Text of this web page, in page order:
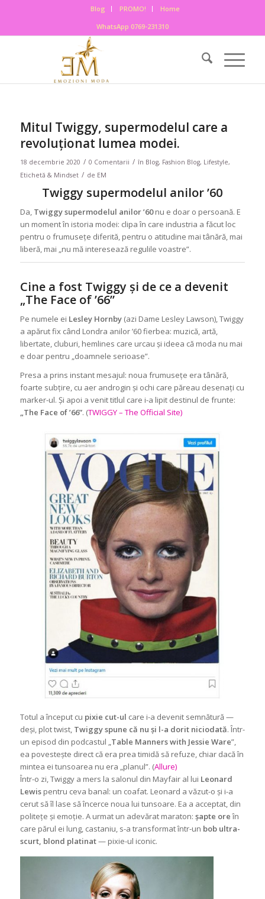
Blog PROMO!
Home
WhatsApp 0769-231310
Mitul Twiggy, supermodelul care a
revoluționat lumea modei.
18 decembrie 2020 / 0 Comentarii / în Blog, Fashion Blog, Lifestyle,
Etichetă & Mindset / de EM
Twiggy supermodelul anilor ’60
Da, Twiggy supermodelul anilor ’60nu e doar o persoană. E
un moment în istoria modei: clipa în care industria a făcut loc
pentru o frumusețe diferită, pentru o atitudine mai tânără, mai
liberă, mai „nu mă interesează regulile voastre”.
Cine a fost Twiggy și de ce a devenit
„The Face of ’66”
Pe numele ei Lesley Hornby(azi Dame Lesley Lawson), Twiggy
a apărut fix când Londra anilor ’60 fierbea: muzică, artă,
libertate, cluburi, hemlines care urcau și ideea că moda nu mai
e doar pentru „doamnele serioase”.
Presa a prins instant mesajul: noua frumusețe era tânără,
foarte subțire, cu aer androgin și ochi care păreau desenați cu
marker-ul. Și apoi a venit titlul care i-a lipit destinul de frunte:
„The Face of ’66”. (TWIGGY – The Official Site)
Totul a început cu pixie cut-ul care i-a devenit semnătură —
deși, plot twist, Twiggy spune că nu și l-a dorit niciodată. Într-
un episod din podcastul „Table Manners with Jessie Ware”,
ea povestește direct că era prea timidă să refuze, chiar dacă în
mintea ei tunsoarea nu era „planul”. (Allure)
Într-o zi, Twiggy a mers la salonul din Mayfair al lui Leonard
Lewispentru ceva banal: un coafat. Leonard a văzut-o și i-a
cerut să îl lase să încerce noua lui tunsoare. Ea a acceptat, din
politețe și emoție. A urmat un adevărat maraton: șapte oreîn
care părul ei lung, castaniu, s-a transformat într-un bob ultra-
scurt, blond platinat— pixie-ul iconic.